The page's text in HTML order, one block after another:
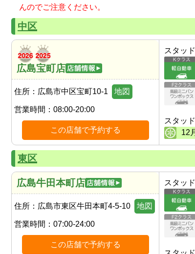
んのでご注意ください。
中区
広島宝町店
住所： 広島市中区宝町10-1 地図
営業時間： 08:00-20:00
この店舗で予約する
スタッ
スタッ
12
東区
広島牛田本町店
住所： 広島市東区牛田本町4-5-10 地図
営業時間： 07:00-24:00
この店舗で予約する
スタッ